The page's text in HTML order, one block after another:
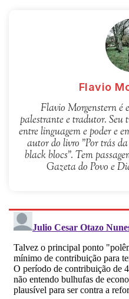
Flavio
Flavio Morgenstern é
palestrante e tradutor. Seu
entre linguagem e poder e
autor do livro "Por trás
black blocs". Tem
Gazeta do Povo e